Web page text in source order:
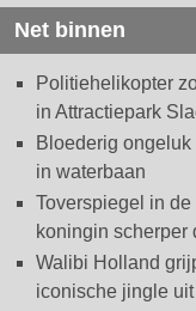
Net binnen
Politiehelikopter
in Attractiepark
Bloederig
in waterbaan
Toverspiegel in
koningin scherper
Walibi Holland
iconische jingle